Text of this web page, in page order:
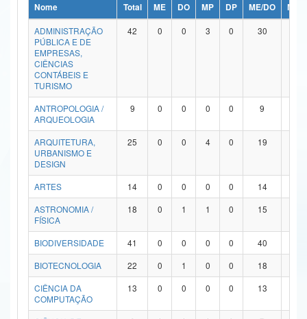
Ministério da Ciência, Tecnologia, Inovações e Comunicações
Ministério do Meio Ambiente
Ministério do Turismo
Ministério do Desenvolvimento Regional
Controladoria-Geral da União
Ministério da Mulher, da Família e dos Direitos Humanos
Secretaria de Governo
Advocacia-Geral da União
Banco Central do Brasil
Nome Total ME DO MP DP ME/DO
MP/
ADMINISTRAÇÃO
PÚBLICA E DE
EMPRESAS,
CIÊNCIAS
CONTÁBEIS E
TURISMO
42 0 0 3 0 30
ANTROPOLOGIA /
ARQUEOLOGIA
9 0 0 0 0 9
ARQUITETURA,
URBANISMO E
DESIGN
25 0 0 4 0 19
ARTES 14 0 0 0 0 14
ASTRONOMIA /
FÍSICA
18 0 1 1 0 15
BIODIVERSIDADE 41 0 0 0 0 40
BIOTECNOLOGIA
22 0 1 0 0 18
CIÊNCIA DA
COMPUTAÇÃO
13 0 0 0 0 13